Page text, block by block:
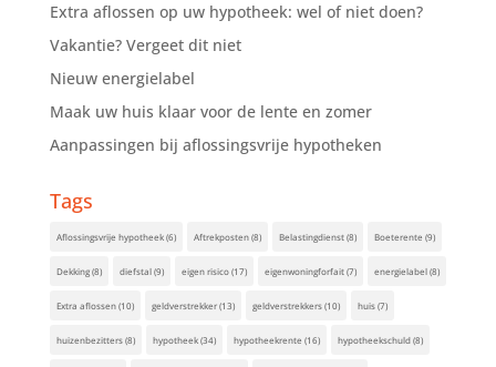
Extra aflossen op uw hypotheek: wel of niet doen?
Vakantie? Vergeet dit niet
Nieuw energielabel
Maak uw huis klaar voor de lente en zomer
Aanpassingen bij aflossingsvrije hypotheken
Tags
Aflossingsvrije hypotheek(6) Aftrekposten(8) Belastingdienst(8) Boeterente (9)
Dekking(8) diefstal(9) eigen risico(17) eigenwoningforfait(7) energielabel(8)
Extra aflossen(10) geldverstrekker(13) geldverstrekkers(10) huis(7)
huizenbezitters(8) hypotheek(34) hypotheekrente (16) hypotheekschuld(8)